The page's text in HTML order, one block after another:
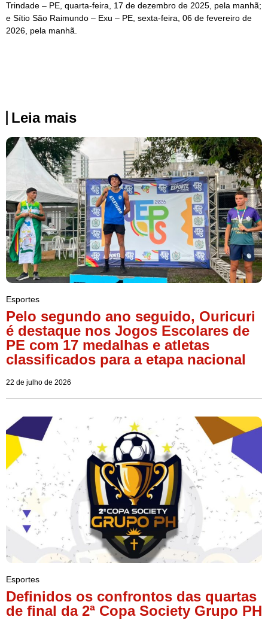
Trindade – PE, quarta-feira, 17 de dezembro de 2025, pela manhã;
e Sítio São Raimundo – Exu – PE, sexta-feira, 06 de fevereiro de
2026, pela manhã.
Leia mais
Esportes
Pelo segundo ano seguido, Ouricuri
é destaque nos Jogos Escolares de
PE com 17 medalhas e atletas
classificados para a etapa nacional
22 de julho de 2026
Esportes
Definidos os confrontos das quartas
de final da 2ª Copa Society Grupo PH